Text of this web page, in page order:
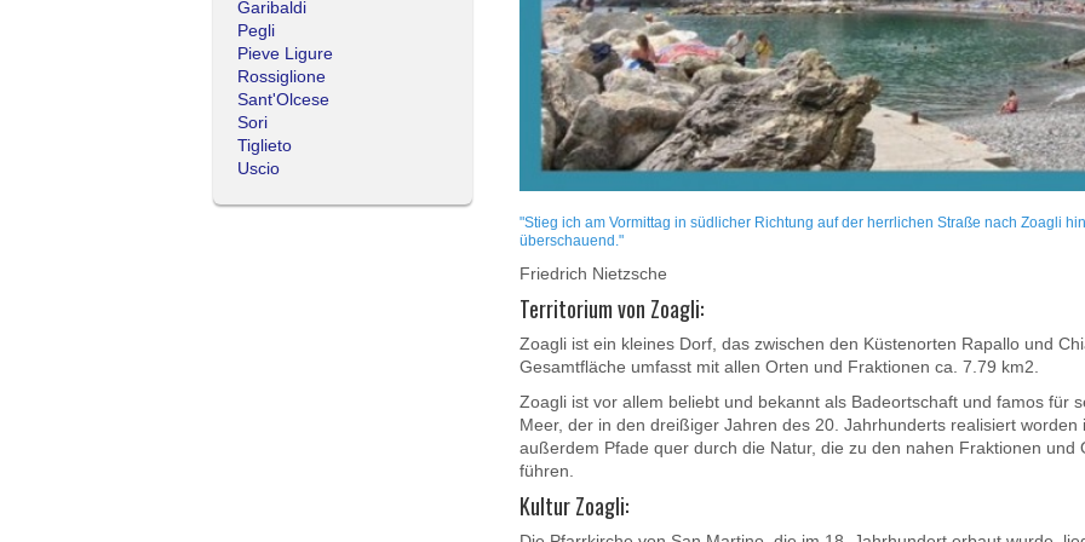
Garibaldi
Pegli
Pieve Ligure
Rossiglione
Sant'Olcese
Sori
Tiglieto
Uscio
"Stieg ich am Vormittag in südlicher Richtung auf der herrlichen Straße nach Zoagli
überschauend."
Friedrich Nietzsche
Territorium von Zoagli:
Zoagli ist ein kleines Dorf, das zwischen den Küstenorten Rapallo und
Gesamtfläche umfasst mit allen Orten und Fraktionen ca. 7.79 km2.
Zoagli ist vor allem beliebt und bekannt als Badeortschaft und famos für
Meer, der in den dreißiger Jahren des 20. Jahrhunderts realisiert
außerdem Pfade quer durch die Natur, die zu den nahen Fraktionen
führen.
Kultur Zoagli: